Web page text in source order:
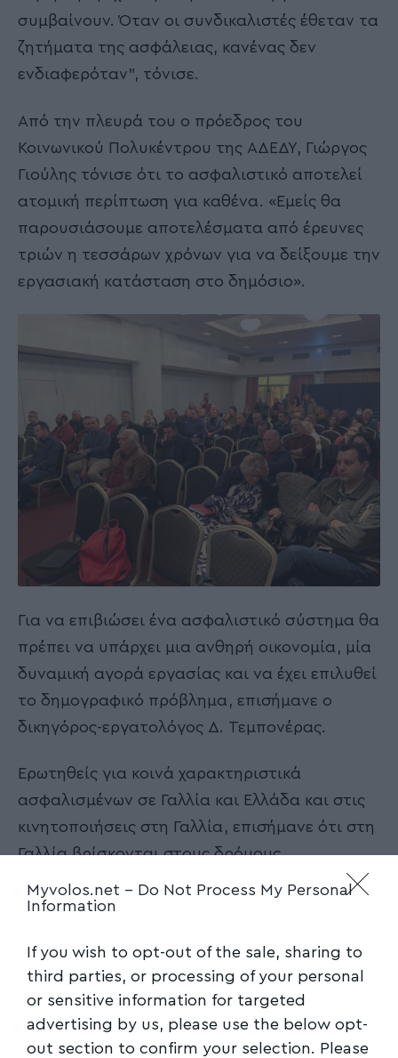
Myvolos.net - Do Not Process My Personal
Information
If you wish to opt-out of the sale, sharing to
third parties, or processing of your personal
or sensitive information for targeted
advertising by us, please use the below opt-
out section to confirm your selection. Please
συμβαίνουν. Όταν οι συνδικαλιστές έθεταν τα
ζητήματα της ασφάλειας, κανένας δεν
ενδιαφερόταν”, τόνισε.
Από την πλευρά του ο πρόεδρος του
Κοινωνικού Πολυκέντρου της ΑΔΕΔΥ, Γιώργος
Γιούλης τόνισε ότι το ασφαλιστικό αποτελεί
ατομική περίπτωση για καθένα. «Εμείς θα
παρουσιάσουμε αποτελέσματα από έρευνες
τριών η τεσσάρων χρόνων για να δείξουμε την
εργασιακή κατάσταση στο δημόσιο».
Για να επιβιώσει ένα ασφαλιστικό σύστημα θα
πρέπει να υπάρχει μια ανθηρή οικονομία, μία
δυναμική αγορά εργασίας και να έχει επιλυθεί
το δημογραφικό πρόβλημα, επισήμανε ο
δικηγόρος-εργατολόγος Δ. Τεμπονέρας.
Ερωτηθείς για κοινά χαρακτηριστικά
ασφαλισμένων σε Γαλλία και Ελλάδα και στις
κινητοποιήσεις στη Γαλλία, επισήμανε ότι στη
Γαλλία βρίσκονται στους δρόμους
αντιδρώντας στο όριο ηλικίας
συνταξιοδότησης των 64 ετών, όταν στην
χρόνια. Σημείωσε, μάλιστα, ότι στη χώρα μας
το ποσοστό ανεργίας φθάνει το 20%, ενώ η
Γαλλία έχει μονοψήφιο ποσοστό εδώ και
χρόνια. Αυτό σημαίνει εξήγησε, πως όταν